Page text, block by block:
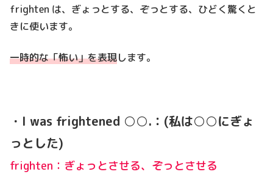
frighten は、ぎょっとする、ぞっとする、ひどく驚くと
きに使います。
一時的な「怖い」を表現します。
・I was frightened ○○.：(私は○○にぎょ
っとした)
frighten：ぎょっとさせる、ぞっとさせる